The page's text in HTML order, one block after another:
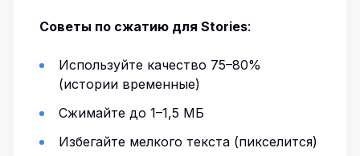
Советы по сжатию для Stories:
Используйте качество 75–80%
(истории временные)
Сжимайте до 1–1,5 МБ
Избегайте мелкого текста (пикселится)